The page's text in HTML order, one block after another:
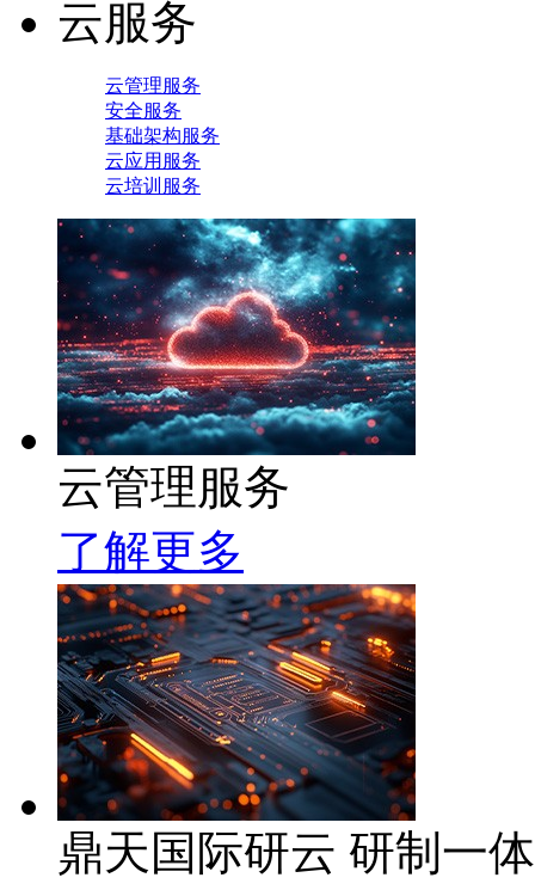
云服务
云管理服务
安全服务
基础架构服务
云应用服务
云培训服务
云管理服务
了解更多
鼎天国际研云 研制一